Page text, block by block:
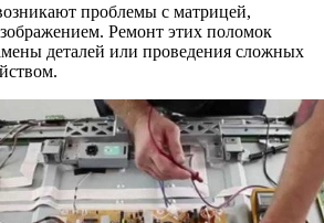
проблемы с матрицей,
Ремонт этих поломок
деталей или проведения сложных